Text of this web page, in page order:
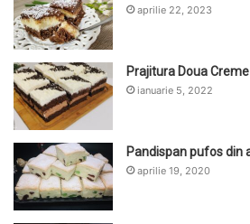
aprilie 22, 2023
Prajitura Doua Creme
ianuarie 5, 2022
Pandispan pufos din
aprilie 19, 2020